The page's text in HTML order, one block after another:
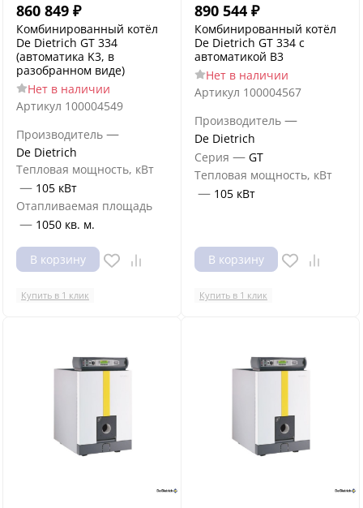
860 849 ₽
Комбинированный котёл
De Dietrich GT 334
(автоматика K3, в
разобранном виде)
Нет в наличии
Артикул 100004549
Производитель —
De Dietrich
Тепловая мощность, кВт
— 105 кВт
Отапливаемая площадь
— 1050 кв. м.
В корзину
Купить в 1 клик
890 544 ₽
Комбинированный котёл
De Dietrich GT 334 с
автоматикой B3
Нет в наличии
Артикул 100004567
Производитель —
De Dietrich
Серия — GT
Тепловая мощность, кВт
— 105 кВт
В корзину
Купить в 1 клик